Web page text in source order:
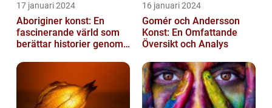
17 januari 2024
Aboriginer konst: En
fascinerande värld som
berättar historier genom
16 januari 2024
Gomér och Andersson
Konst: En Omfattande
Översikt och Analys